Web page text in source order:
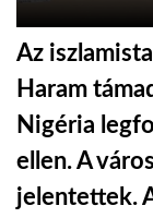
GLOBOTV BP
HÍR3D
Az
Haram
Nigéria
ellen. A
jelentettek.